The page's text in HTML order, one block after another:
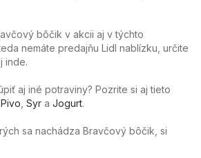
bôčik v akcii aj v týchto
nemáte predajňu Lidl nablízku, určite
inde.
aj iné potraviny? Pozrite si aj tieto
Pivo Syr a Jogurt.
sa nachádza Bravčový bôčik, si